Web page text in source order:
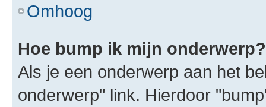
Omhoog
Hoe bump ik mijn onderwerp?
Als je een onderwerp aan het
onderwerp" link. Hierdoor